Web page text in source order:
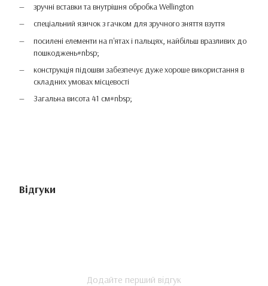
зручні вставки та внутрішня обробка Wellington
спеціальний язичок з гачком для зручного зняття взуття
посилені елементи на п'ятах і пальцях, найбільш вразливих до
пошкоджень#nbsp;
конструкція підошви забезпечує дуже хороше використання в
складних умовах місцевості
Загальна висота 41 см#nbsp;
Відгуки
Додайте перший відгук